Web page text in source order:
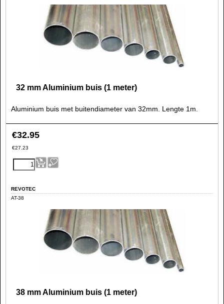
32 mm Aluminium buis (1 meter)
Aluminium buis met buitendiameter van 32mm. Lengte 1m.
€32.95
€27.23
REVOTEC
AT-38
38 mm Aluminium buis (1 meter)